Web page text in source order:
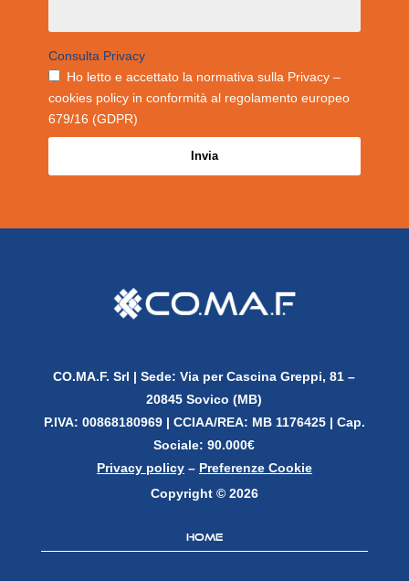
Consulta Privacy
Ho letto e accettato la normativa sulla Privacy –
cookies policy in conformità al regolamento europeo
679/16 (GDPR)
Invia
CO.MA.F. Srl |Sede: Via per Cascina Greppi, 81 –
20845 Sovico (MB)
P.IVA: 00868180969 | CCIAA/REA: MB 1176425 | Cap.
Sociale: 90.000€
Privacy policy– Preferenze Cookie
Copyright © 2026
Home